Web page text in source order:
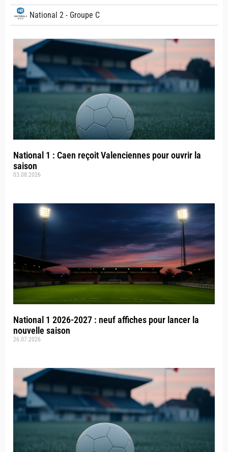
National 2 - Groupe C
National 1 : Caen reçoit Valenciennes pour ouvrir la
saison
03.08.2026
National 1 2026-2027 : neuf affiches pour lancer la
nouvelle saison
26.07.2026